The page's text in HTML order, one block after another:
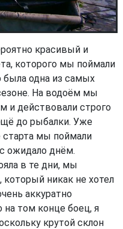
красивый и
которого мы поймали
была одна из самых
На водоём мы
и действовали строго
до рыбалки. Уже
старта мы поймали
ожидало днём.
в те дни, мы
никак не хотел
аккуратно
том конце боец, я
крутой склон